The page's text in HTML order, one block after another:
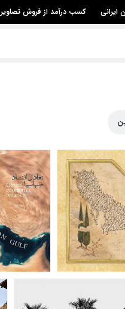
ایرانی کسب درآمد از فروش تصاویر